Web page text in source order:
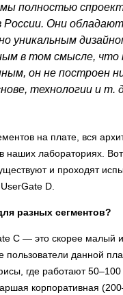
полностью
России. Они обладают
уникальным
в том смысле,
он не построен
технологии и т.
на плате, вся
наших лабораториях.
и проходят
D.
разных сегментов?
C — это скорее малый
пользователи данной
где работают 50–100
корпоративная